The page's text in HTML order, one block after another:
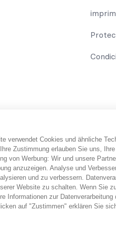
información y consejos y
abo-hilfe.de no proporciona
Los cuestionarios y
por parte de un abogado en
verwendet Cookies und ähnliche
Zustimmung erlauben Sie uns, Ihre
von Werbung: Wir und unsere
anzuzeigen. Analyse und
und zu verbessern.
Website zu schalten. Wenn Sie
Informationen zur Datenverarbeitung
auf "Zustimmen" erklären Sie